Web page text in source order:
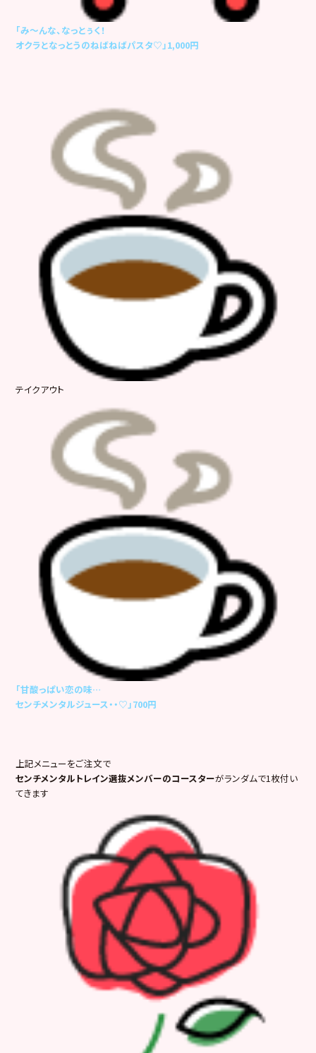
「み～んな、なっとぅく！
オクラとなっとうのねばねばパスタ♡」1,000円
テイクアウト
「甘酸っぱい恋の味…
センチメンタルジュース・・♡」700円
上記メニューをご注文で
センチメンタルトレイン選抜メンバーのコースターがランダムで1枚付い
てきます